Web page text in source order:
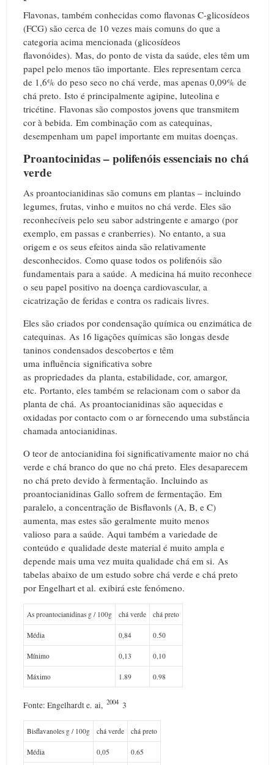
Flavonas, também conhecidas como flavonas C-glicosídeos
(FCG) são cerca de 10 vezes mais comuns do que a
categoria acima mencionada (glicosídeos
flavonóides). Mas, do ponto de vista da saúde, eles têm um
papel pelo menos tão importante. Eles representam cerca
de 1,6% do peso seco no chá verde, mas apenas 0,09% de
chá preto. Isto é principalmente agipine, luteolina e
tricétine. Flavonas são compostos jovens que transmitem
cor à bebida. Em combinação com as catequinas,
desempenham um papel importante em muitas doenças.
Proantocinidas – polifenóis essenciais no chá
verde
As proantocianidinas são comuns em plantas – incluindo
legumes, frutas, vinho e muitos no chá verde. Eles são
reconhecíveis pelo seu sabor adstringente e amargo (por
exemplo, em passas e cranberries). No entanto, a sua
origem e os seus efeitos ainda são relativamente
desconhecidos. Como quase todos os polifenóis são
fundamentais para a saúde. A medicina há muito reconhece
o seu papel positivo na doença cardiovascular, a
cicatrização de feridas e contra os radicais livres.
Eles são criados por condensação química ou enzimática de
catequinas. As 16 ligações químicas são longas desde
taninos condensados ​​descobertos e têm
uma influência significativa sobre
as propriedades da planta, estabilidade, cor, amargor,
etc. Portanto, eles também se relacionam com o sabor da
planta de chá. As proantocianidinas são aquecidas e
oxidadas por contacto com o ar fornecendo uma substância
chamada antocianidinas.
O teor de antocianidina foi significativamente maior no chá
verde e chá branco do que no chá preto. Eles desaparecem
no chá preto devido à fermentação. Incluindo as
proantocianidinas Gallo sofrem de fermentação. Em
paralelo, a concentração de Bisflavonls (A, B, e C)
aumenta, mas estes são geralmente muito menos
valioso para a saúde. Aqui também a variedade de
conteúdo e qualidade deste material é muito ampla e
depende mais uma vez muita qualidade chá em si. As
tabelas abaixo de um estudo sobre chá verde e chá preto
por Engelhart et al. exibirá este fenómeno.
As proantocianidinas g / 100g chá verde chá preto
Média 0,84 0.50
Mínimo 0,13 0,10
Máximo 1.89 0.98
Fonte: Engelhardt e. ai, 2004 3
Bisflavanoles g / 100g chá verde chá preto
Média 0,05 0.65